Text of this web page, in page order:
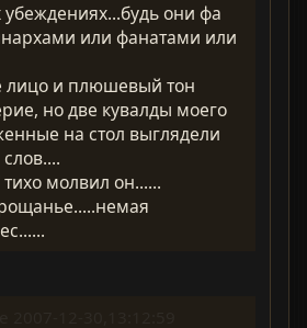
убеждениях...будь они фа
или фанатами или
лицо и плюшевый тон
но две кувалды моего
на стол выглядели
молвил он......